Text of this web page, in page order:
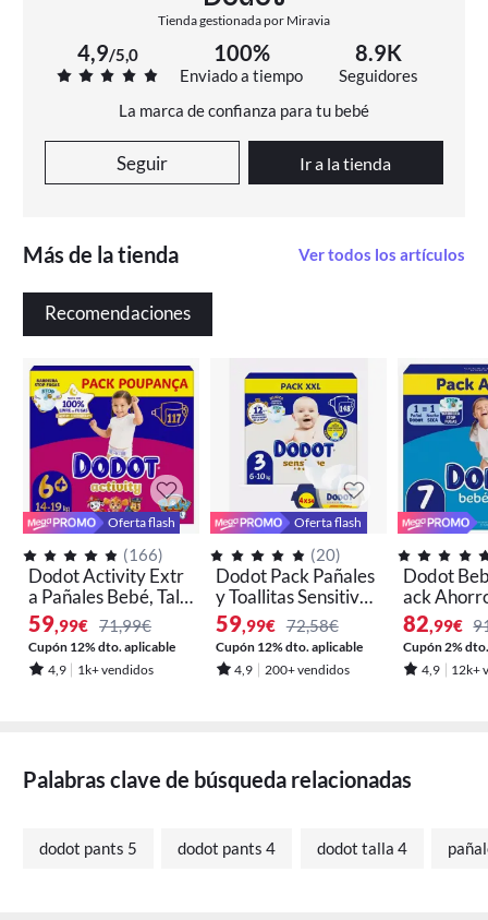
Tienda gestionada por Miravia
4,9/5,0 100%
Enviado a tiempo
8.9K
Seguidores
La marca de confianza para tu bebé
Seguir Ir a la tienda
Más de la tienda Ver todos los artículos
Recomendaciones
Oferta flash
(166)
Dodot Activity Extr
a Pañales Bebé, Tall
as: 4+,5+ y 6+.
59,99€ 71,99€
Cupón 12% dto. aplicable
4,9
1k+ vendidos
Oferta flash
(20)
Dodot Pack Pañales
y Toallitas Sensitive -
Disponible en Talla
1, 2 y 3
59,99€ 72,58€
Cupón 12% dto. aplicable
4,9
200+ vendidos
Dodot
ack
3, 4, 5, 6 y
82,99€
Cupón 2%
4,9
12k+
Palabras clave de búsqueda relacionadas
dodot pants 5 dodot pants 4 dodot talla 4
124 añadido en los últimos 30 días